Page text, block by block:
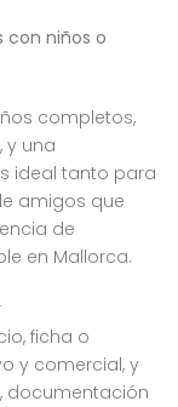
con niños o
completos,
y una
ideal tanto para
amigos que
de
en Mallorca.
ficha o
y comercial, y
documentación